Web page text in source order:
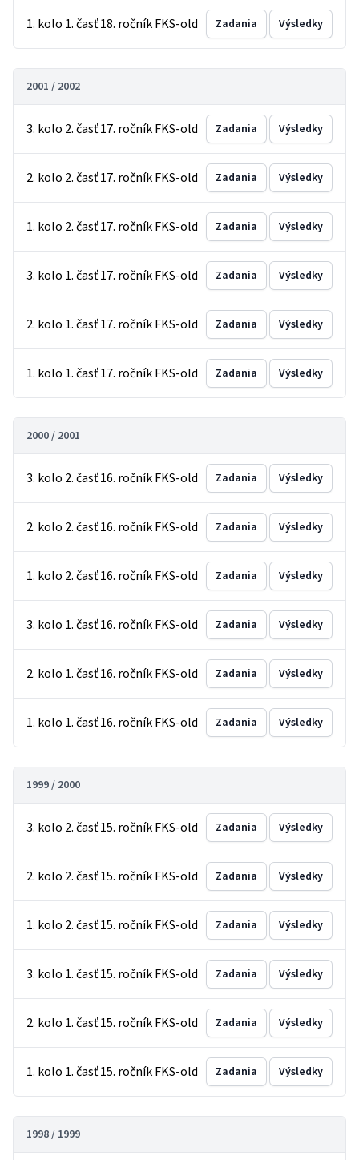
1. kolo 1. časť 18. ročník FKS-old Zadania Výsledky
2001 / 2002
3. kolo 2. časť 17. ročník FKS-old Zadania Výsledky
2. kolo 2. časť 17. ročník FKS-old Zadania Výsledky
1. kolo 2. časť 17. ročník FKS-old Zadania Výsledky
3. kolo 1. časť 17. ročník FKS-old Zadania Výsledky
2. kolo 1. časť 17. ročník FKS-old Zadania Výsledky
1. kolo 1. časť 17. ročník FKS-old Zadania Výsledky
2000 / 2001
3. kolo 2. časť 16. ročník FKS-old Zadania Výsledky
2. kolo 2. časť 16. ročník FKS-old Zadania Výsledky
1. kolo 2. časť 16. ročník FKS-old Zadania Výsledky
3. kolo 1. časť 16. ročník FKS-old Zadania Výsledky
2. kolo 1. časť 16. ročník FKS-old Zadania Výsledky
1. kolo 1. časť 16. ročník FKS-old Zadania Výsledky
1999 / 2000
3. kolo 2. časť 15. ročník FKS-old Zadania Výsledky
2. kolo 2. časť 15. ročník FKS-old Zadania Výsledky
1. kolo 2. časť 15. ročník FKS-old Zadania Výsledky
3. kolo 1. časť 15. ročník FKS-old Zadania Výsledky
2. kolo 1. časť 15. ročník FKS-old Zadania Výsledky
1. kolo 1. časť 15. ročník FKS-old Zadania Výsledky
1998 / 1999